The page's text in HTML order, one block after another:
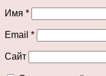
Имя *
Email *
Сайт